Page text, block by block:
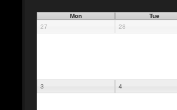
Mon Tue
27
28
3 4